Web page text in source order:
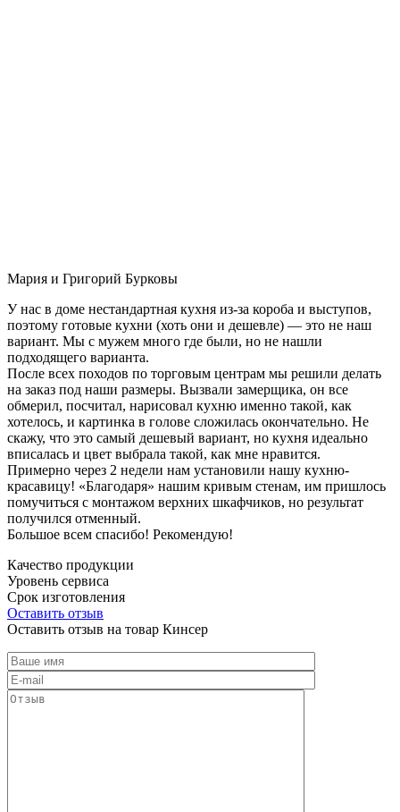
Мария и Григорий Бурковы
У нас в доме нестандартная кухня из-за короба и выступов,
поэтому готовые кухни (хоть они и дешевле) — это не наш
вариант. Мы с мужем много где были, но не нашли
подходящего варианта.
После всех походов по торговым центрам мы решили делать
на заказ под наши размеры. Вызвали замерщика, он все
обмерил, посчитал, нарисовал кухню именно такой, как
хотелось, и картинка в голове сложилась окончательно. Не
скажу, что это самый дешевый вариант, но кухня идеально
вписалась и цвет выбрала такой, как мне нравится.
Примерно через 2 недели нам установили нашу кухню-
красавицу! «Благодаря» нашим кривым стенам, им пришлось
помучиться с монтажом верхних шкафчиков, но результат
получился отменный.
Большое всем спасибо! Рекомендую!
Качество продукции
Уровень сервиса
Срок изготовления
Оставить отзыв
Оставить отзыв на товар Кинсер